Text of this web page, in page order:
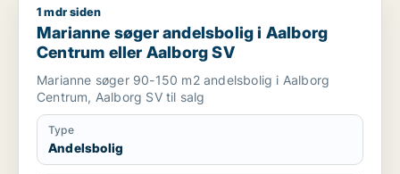
Marianne søger andelsbolig i Aalborg Centrum eller Aalborg
1 mdr siden
Marianne søger andelsbolig i Aalborg
Centrum eller Aalborg SV
Marianne søger 90-150 m2 andelsbolig i Aalborg
Centrum, Aalborg SV til salg
Type
Andelsbolig